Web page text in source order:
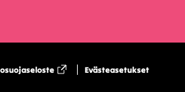
Evästeasetukset